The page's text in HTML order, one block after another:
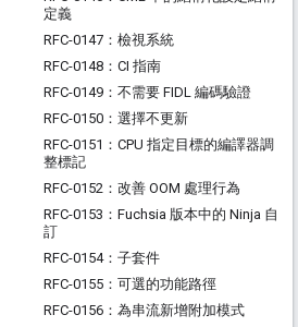
定義
RFC-0147：檢視系統
RFC-0148：CI 指南
RFC-0149：不需要 FIDL 編碼驗證
RFC-0150：選擇不更新
RFC-0151：CPU 指定目標的編譯器調
整標記
RFC-0152：改善 OOM 處理行為
RFC-0153：Fuchsia 版本中的 Ninja 自
訂
RFC-0154：子套件
RFC-0155：可選的功能路徑
RFC-0156：為串流新增附加模式